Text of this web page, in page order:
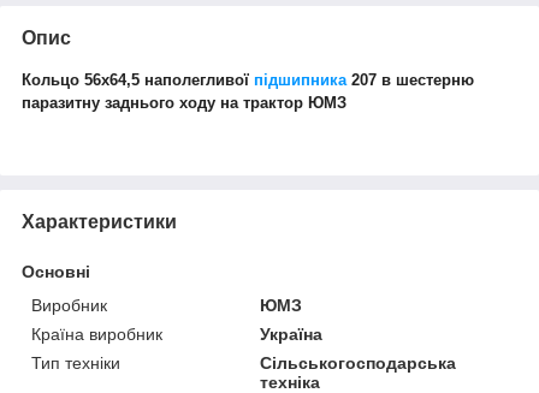
Опис
Кольцо 56х64,5 наполегливої підшипника 207 в шестерню
паразитну заднього ходу на трактор ЮМЗ
Характеристики
Основні
Виробник
ЮМЗ
Країна виробник
Україна
Тип техніки
Сільськогосподарська
техніка